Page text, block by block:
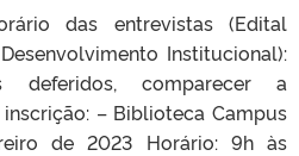
das entrevistas (Edital
Institucional):
deferidos, comparecer a
– Biblioteca Campus
de 2023 Horário: 9h às